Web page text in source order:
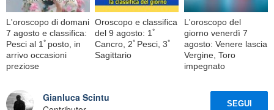
L'oroscopo di domani
7 agosto e classifica:
Pesci al 1ﾟposto, in
arrivo occasioni
preziose
Oroscopo e classifica
del 9 agosto: 1ﾟ
Cancro, 2ﾟPesci, 3ﾟ
Sagittario
L'oroscopo del
giorno venerdì 7
agosto: Venere lascia
Vergine, Toro
impegnato
Gianluca Scintu
SEGUI